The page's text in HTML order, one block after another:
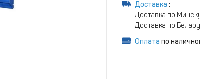
Доставка :
Доставка по
Доставка по
Оплата по